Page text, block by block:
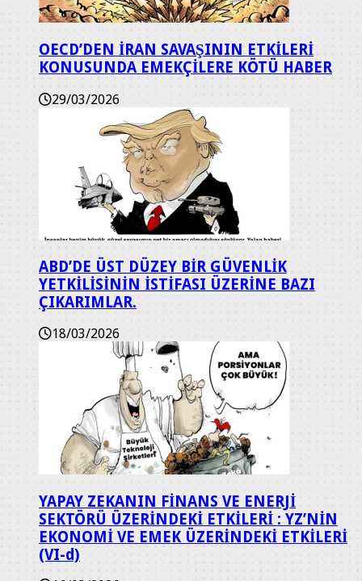
OECD’DEN İRAN SAVAŞININ ETKİLERİ
KONUSUNDA EMEKÇİLERE KÖTÜ HABER
29/03/2026
ABD’DE ÜST DÜZEY BİR GÜVENLİK
YETKİLİSİNİN İSTİFASI ÜZERİNE BAZI
ÇIKARIMLAR.
18/03/2026
YAPAY ZEKANIN FİNANS VE ENERJİ
SEKTÖRÜ ÜZERİNDEKİ ETKİLERİ : YZ’NİN
EKONOMİ VE EMEK ÜZERİNDEKİ ETKİLERİ
(VI-d)